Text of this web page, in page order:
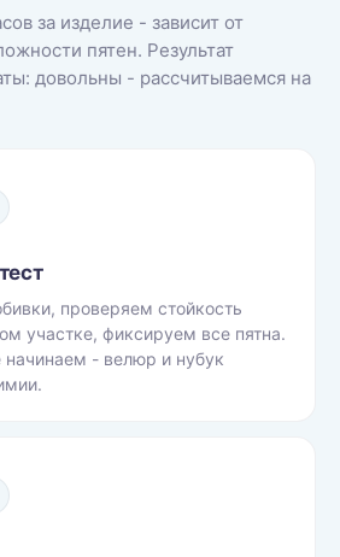
за изделие - зависит от
пятен. Результат
довольны - рассчитываемся на
проверяем стойкость
участке, фиксируем все пятна.
начинаем - велюр и нубук